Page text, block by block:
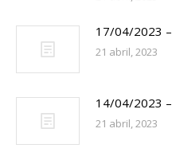
17/04/2023
21 abril, 2023
14/04/2023
21 abril, 2023